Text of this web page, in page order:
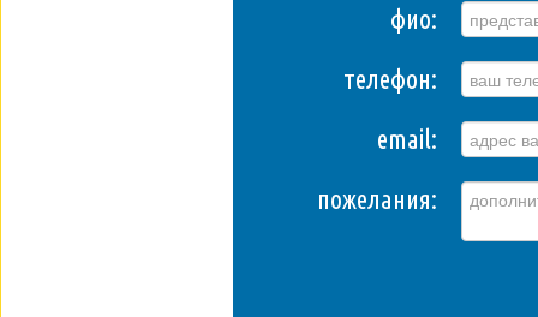
фио:
телефон:
email:
пожелания: